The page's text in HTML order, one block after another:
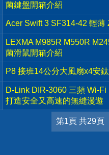
菌鍵盤開箱介紹
Acer Swift 3 SF314-42 輕薄
LEXMA M985R M550R
菌滑鼠開箱介紹
P8 接班14公分大風扇x4安
D-Link DIR-3060 三頻 Wi-
打造安全又高速的無縫漫遊
第1頁 共29頁